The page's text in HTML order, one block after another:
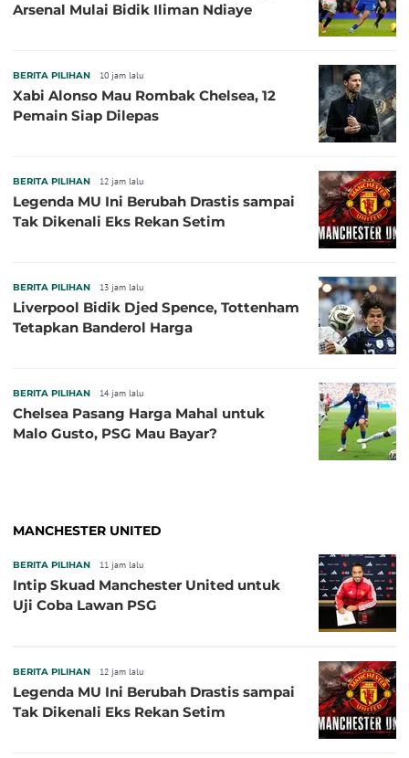
Arsenal Mulai Bidik Iliman Ndiaye
BERITA PILIHAN 10 jam lalu
Xabi Alonso Mau Rombak Chelsea, 12
Pemain Siap Dilepas
BERITA PILIHAN 12 jam lalu
Legenda MU Ini Berubah Drastis sampai
Tak Dikenali Eks Rekan Setim
BERITA PILIHAN 13 jam lalu
Liverpool Bidik Djed Spence, Tottenham
Tetapkan Banderol Harga
BERITA PILIHAN 14 jam lalu
Chelsea Pasang Harga Mahal untuk
Malo Gusto, PSG Mau Bayar?
MANCHESTER UNITED
BERITA PILIHAN 11 jam lalu
Intip Skuad Manchester United untuk
Uji Coba Lawan PSG
BERITA PILIHAN 12 jam lalu
Legenda MU Ini Berubah Drastis sampai
Tak Dikenali Eks Rekan Setim